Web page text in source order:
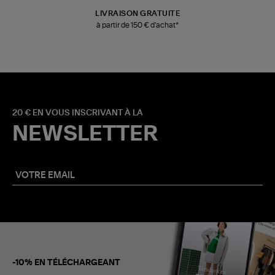
LIVRAISON GRATUITE
à partir de 150 € d'achat*
20 € EN VOUS INSCRIVANT À LA
NEWSLETTER
-10% EN TÉLÉCHARGEANT